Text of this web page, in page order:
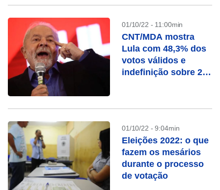
01/10/22 - 11:00min
CNT/MDA mostra
Lula com 48,3% dos
votos válidos e
indefinição sobre 2º
01/10/22 - 9:04min
Eleições 2022: o que
fazem os mesários
durante o processo
de votação